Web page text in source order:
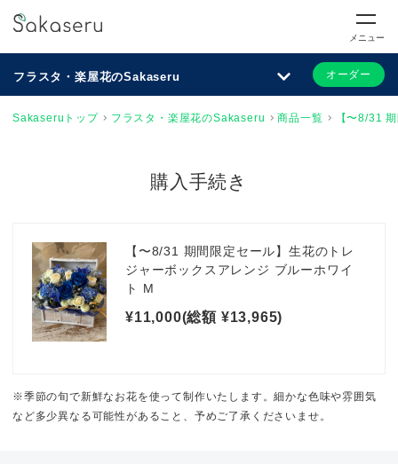
メニュー
フラスタ・楽屋花のSakaseru オーダー
Sakaseruトップ フラスタ・楽屋花のSakaseru 商品一覧 【〜8/31
購入手続き
【〜8/31 期間限定セール】生花のトレ
ジャーボックスアレンジ ブルーホワイ
ト M
¥11,000(総額 ¥13,965)
※季節の旬で新鮮なお花を使って制作いたします。細かな色味や雰囲気
など多少異なる可能性があること、予めご了承くださいませ。